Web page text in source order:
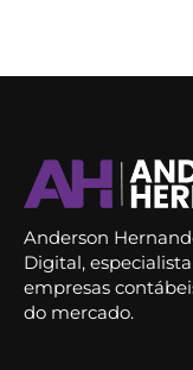
Anderson
Digital,
empresas
do mercado.